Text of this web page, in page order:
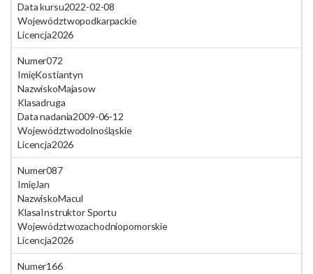
Data kursu2022-02-08
Województwopodkarpackie
Licencja2026
Numer072
ImięKostiantyn
NazwiskoMajasow
Klasadruga
Data nadania2009-06-12
Województwodolnośląskie
Licencja2026
Numer087
ImięJan
NazwiskoMacul
KlasaInstruktor Sportu
Województwozachodniopomorskie
Licencja2026
Numer166